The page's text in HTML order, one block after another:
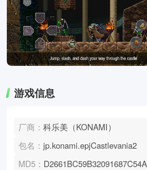
游戏信息
厂商：科乐美（KONAMI）
包名： jp.konami.epjCastlevania2
MD5：